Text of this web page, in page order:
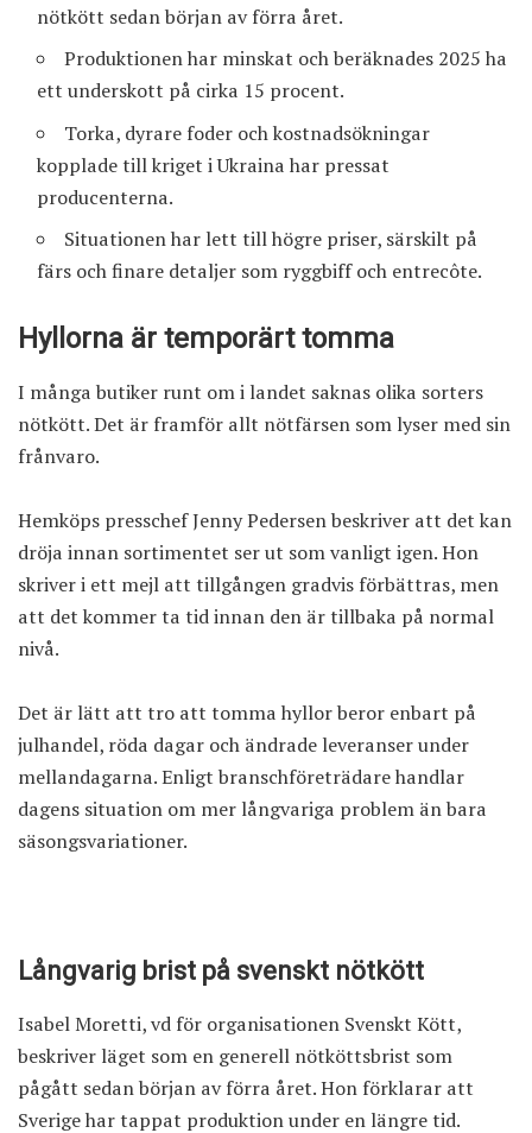
nötkött sedan början av förra året.
Produktionen har minskat och beräknades 2025 ha
ett underskott på cirka 15 procent.
Torka, dyrare foder och kostnadsökningar
kopplade till kriget i Ukraina har pressat
producenterna.
Situationen har lett till högre priser, särskilt på
färs och finare detaljer som ryggbiff och entrecôte.
Hyllorna är temporärt tomma
I många butiker runt om i landet saknas olika sorters
nötkött. Det är framför allt nötfärsen som lyser med sin
frånvaro.
Hemköps presschef Jenny Pedersen beskriver att det kan
dröja innan sortimentet ser ut som vanligt igen. Hon
skriver i ett mejl att tillgången gradvis förbättras, men
att det kommer ta tid innan den är tillbaka på normal
nivå.
Det är lätt att tro att tomma hyllor beror enbart på
julhandel, röda dagar och ändrade leveranser under
mellandagarna. Enligt branschföreträdare handlar
dagens situation om mer långvariga problem än bara
säsongsvariationer.
Långvarig brist på svenskt nötkött
Isabel Moretti, vd för organisationen Svenskt Kött,
beskriver läget som en generell nötköttsbrist som
pågått sedan början av förra året. Hon förklarar att
Sverige har tappat produktion under en längre tid.